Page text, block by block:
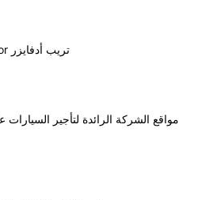
TripAdvisor تريب أدفايزر
مواقع الشركة الرائدة لتأجير